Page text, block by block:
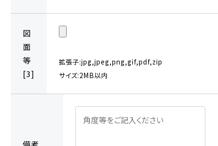
図
面
等
[3]
拡張子:jpg,jpeg,png,gif,pdf,zip
サイズ:2MB以内